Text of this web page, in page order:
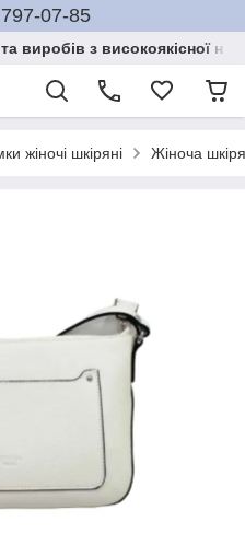
07-85
виробів з високоякісної
жіночі шкіряні Жіноча